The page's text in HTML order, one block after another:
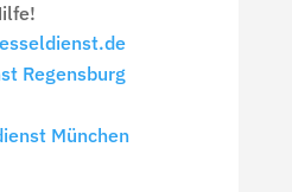
Regensburg
München